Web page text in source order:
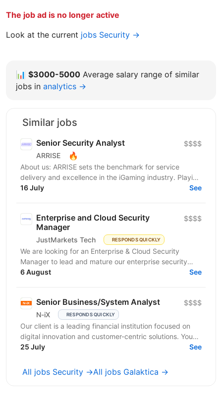
The job ad is no longer active
Look at the current jobs Security →
📊 $3000-5000 Average salary range of similar
jobs in analytics →
Similar jobs
Senior Security Аnalyst
ARRISE 🔥
$$$$
About us: ARRISE sets the benchmark for service
delivery and excellence in the iGaming industry. Playing
a key role in the success of its clients, which...
16 July See
Enterprise and Cloud Security
Manager
JustMarkets Tech RESPONDS QUICKLY
$$$$
We are looking for an Enterprise & Cloud Security
Manager to lead and mature our enterprise security
function across cloud, network, identity, endpoint,
6 August See
Senior Business/System Analyst
N-iX RESPONDS QUICKLY
$$$$
Our client is a leading financial institution focused on
digital innovation and customer-centric solutions. You
will join a cross-functional Agile squad...
25 July See
All jobs Security →All jobs Galaktica →